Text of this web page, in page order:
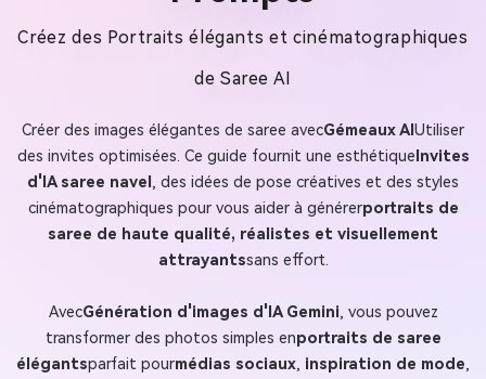
Créez des Portraits élégants et cinématographiques
de Saree AI
Créer des images élégantes de saree avecGémeaux AIUtiliser
des invites optimisées. Ce guide fournit une esthétique Invites
d'IA saree navel , des idées de pose créatives et des styles
cinématographiques pour vous aider à générerportraits de
saree de haute qualité, réalistes et visuellement
attrayantssans effort.
AvecGénération d'images d'IA Gemini, vous pouvez
transformer des photos simples enportraits de saree
élégantsparfait pourmédias sociaux, inspiration de mode,